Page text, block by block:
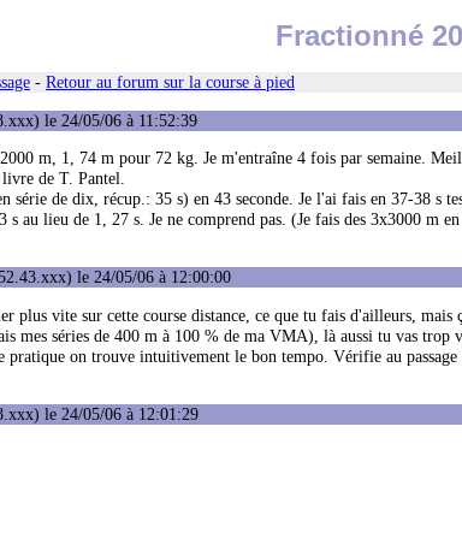
Fractionné
- Retour au forum sur la course à pied
le 24/05/06 à 11:52:39
m, 1, 74 m pour 72 kg. Je m'entraîne 4 fois par semaine.
de T. Pantel.
de dix, récup.: 35 s) en 43 seconde. Je l'ai fais en 37-38 s
au lieu de 1, 27 s. Je ne comprend pas. (Je fais des 3x3000 m
le 24/05/06 à 12:00:00
vite sur cette course distance, ce que tu fais d'ailleurs, mais
mes séries de 400 m à 100 % de ma VMA), là aussi tu vas trop
on trouve intuitivement le bon tempo. Vérifie au passage
le 24/05/06 à 12:01:29